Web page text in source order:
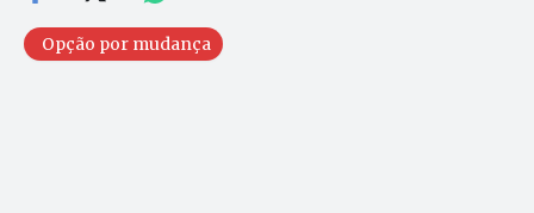
Opção por mudança